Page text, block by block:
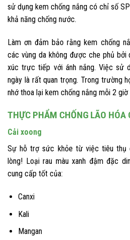
sử dụng kem chống nắng có chỉ số
khả năng chống nước.
Làm ơn đảm bảo rằng kem chống
các vùng da không được che phủ bởi
xúc trực tiếp với ánh nắng. Việc sử
ngày là rất quan trọng. Trong trường
nhớ thoa lại kem chống nắng mỗi 2 giờ
THỰC PHẨM CHỐNG LÃO HÓA
Cải xoong
Sự hỗ trợ sức khỏe từ việc tiêu thụ
lòng! Loại rau màu xanh đậm đặc
cung cấp tốt của:
Canxi
Kali
Mangan